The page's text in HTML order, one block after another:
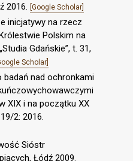
2016. [Google Scholar]
inicjatywy na rzecz
Polskim na
Gdańskie”, t. 31,
Scholar]
badań nad ochronkami
XIX i na początku XX
2: 2016.
Sióstr
Łódź 2009.